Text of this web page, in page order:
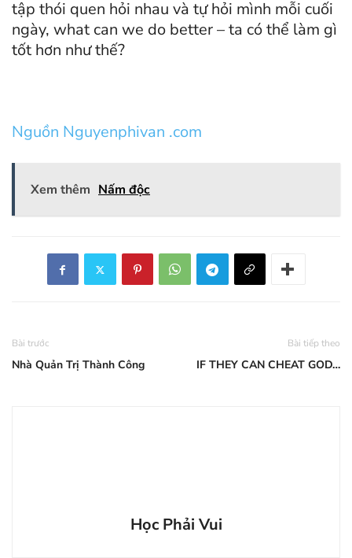
tập thói quen hỏi nhau và tự hỏi mình mỗi cuối
ngày, what can we do better – ta có thể làm gì
tốt hơn như thế?
Nguồn Nguyenphivan .com
Xem thêm Nấm độc
Bài trước
Nhà Quản Trị Thành Công
Bài tiếp theo
IF THEY CAN CHEAT GOD…
Học Phải Vui